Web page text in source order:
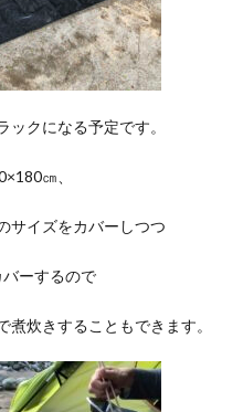
ックになる予定です。
㎝、
サイズをカバーしつつ
ーするので
炊きすることもできます。